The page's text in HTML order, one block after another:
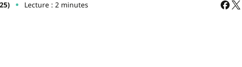
Lecture : 2 minutes